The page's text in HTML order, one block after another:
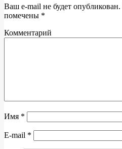
Ваш e-mail не будет опубликован.
помечены *
Комментарий
Имя *
E-mail *